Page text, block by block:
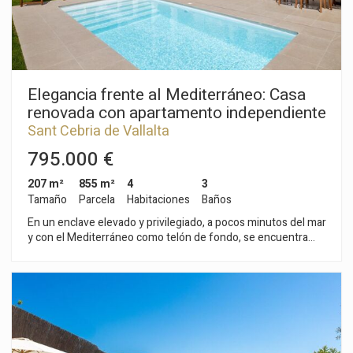
Sant Cebrià de Vallalta.
Elegancia frente al Mediterráneo: Casa
renovada con apartamento independiente
Sant Cebria de Vallalta
795.000 €
207 m²
Tamaño
855 m²
Parcela
4
Habitaciones
3
Baños
En un enclave elevado y privilegiado, a pocos minutos del mar
y con el Mediterráneo como telón de fondo, se encuentra
aeropuerto internacional, esta propiedad ofrece el equilibrio
perfecto entre privacidad, naturaleza y excelente conexión
con la ciudad. La vivienda, de unos 180 m², se asienta sobre
una amplia parcela ajardinada de 855 m² que se abre al